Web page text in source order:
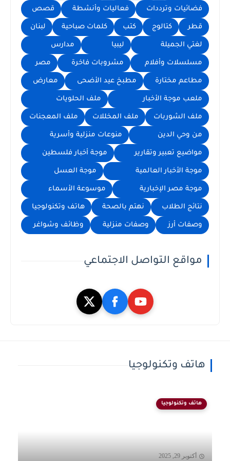
فضائيات وترددات فعاليات وأنشطة قصص
قطر كتالوج كتب كلمات صباحية لبنان
لغتي الجميلة ليبيا مدارس
مسلسلات وأفلام مشروبات فاخرة مصر
مطاعم مختارة مطبخ عيد الأضحى معارض
ملعب موجة الأخبار ملف الحلويات
ملف الشوربات ملف المخللات ملف المعجنات
من وحي الدين منوعات منزلية وأسرية
مواضيع تعبير وتقارير موجة أخبار فلسطين
موجة الأخبار العالمية موجة العسل
موجة مصر الإخبارية موسوعة الأسماء
نتائج الطلاب نهتم بالصحة هاتف وتكنولوجيا
وصفات أرز وصفات منزلية وظائف وشواغر
مواقع التواصل الاجتماعي
هاتف وتكنولوجيا
هاتف وتكنولوجيا
أكتوبر 29, 2025